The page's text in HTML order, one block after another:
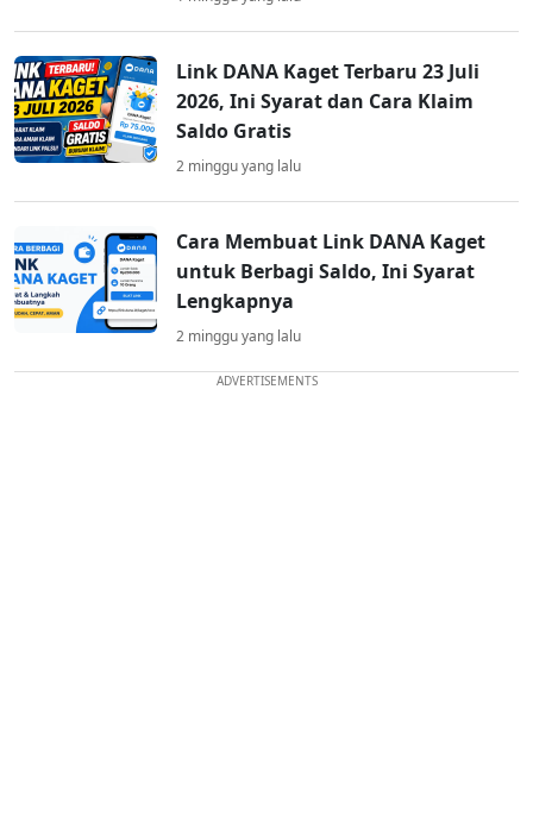
Link DANA Kaget Terbaru 23 Juli
2026, Ini Syarat dan Cara Klaim
Saldo Gratis
2 minggu yang lalu
Cara Membuat Link DANA Kaget
untuk Berbagi Saldo, Ini Syarat
Lengkapnya
2 minggu yang lalu
ADVERTISEMENTS